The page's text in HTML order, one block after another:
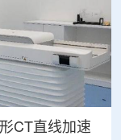
CT直线加速